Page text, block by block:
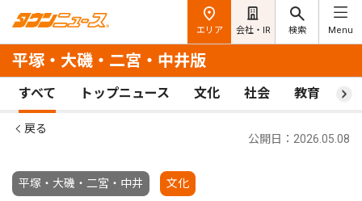
エリア 会社・IR 検索 Menu
平塚・大磯・二宮・中井版
すべて トップニュース 文化 社会 教育 ス
戻る
平塚・大磯・二宮・中井 文化
公開日：2026.05.08